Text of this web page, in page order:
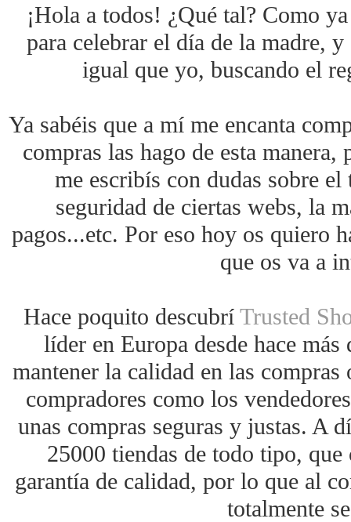
¡Hola a todos! ¿Qué tal? Como
para celebrar el día de la madre,
igual que yo, buscando el
Ya sabéis que a mí me encanta
compras las hago de esta
me escribís con dudas sobre
seguridad de ciertas webs, la
pagos...etc. Por eso hoy os quiero
que os va a
Hace poquito descubrí Trusted
líder en Europa desde hace
mantener la calidad en las
compradores como los
unas compras seguras y justas. A
25000 tiendas de todo tipo,
garantía de calidad, por lo que al
totalmente